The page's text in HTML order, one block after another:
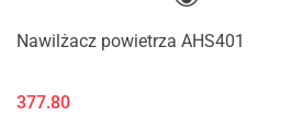
Nawilżacz powietrza AHS401
377.80